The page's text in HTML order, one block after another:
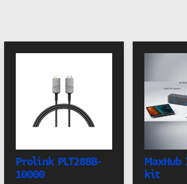
Prolink PLT288B-
10000
MaxHub
kit